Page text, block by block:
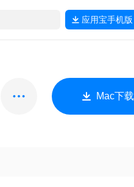
应用宝手机版
Mac下载